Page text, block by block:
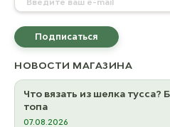
НОВОСТИ МАГАЗИНА
Что вязать из шелка тусса?
топа
07.08.2026
Подписаться